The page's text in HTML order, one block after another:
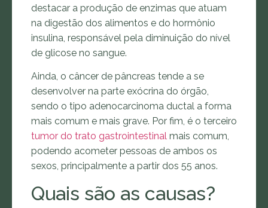
destacar a produção de enzimas que atuam
na digestão dos alimentos e do hormônio
insulina, responsável pela diminuição do nível
de glicose no sangue.
Ainda, o câncer de pâncreas tende a se
desenvolver na parte exócrina do órgão,
sendo o tipo adenocarcinoma ductal a forma
mais comum e mais grave. Por fim, é o terceiro
tumor do trato gastrointestinal mais comum,
podendo acometer pessoas de ambos os
sexos, principalmente a partir dos 55 anos.
Quais são as causas?